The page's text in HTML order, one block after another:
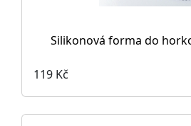
Silikonová forma do
119 Kč